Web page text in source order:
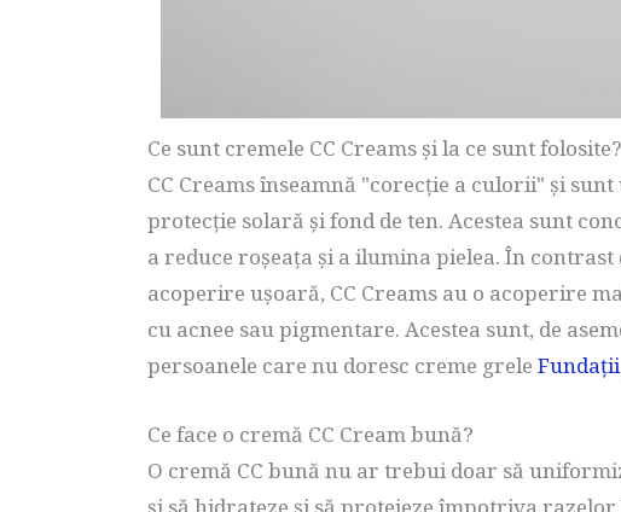
Ce sunt cremele CC Creams și la ce sunt folosite?
CC Creams înseamnă "corecție a culorii" și
protecție solară și fond de ten. Acestea sunt
a reduce roșeața și a ilumina pielea. În contrast
acoperire ușoară, CC Creams au o acoperire
cu acnee sau pigmentare. Acestea sunt, de
persoanele care nu doresc creme grele Fundații
Ce face o cremă CC Cream bună?
O cremă CC bună nu ar trebui doar să